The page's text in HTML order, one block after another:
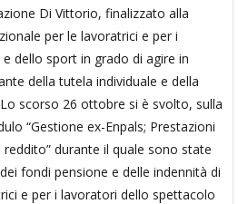
Di Vittorio, finalizzato alla
per le lavoratrici e per i
dello sport in grado di agire in
della tutela individuale e della
scorso 26 ottobre si è svolto, sulla
“Gestione ex-Enpals; Prestazioni
durante il quale sono state
fondi pensione e delle indennità di
e per i lavoratori dello spettacolo